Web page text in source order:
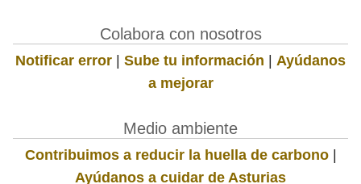
Colabora con nosotros
Notificar error | Sube tu información | Ayúdanos
a mejorar
Medio ambiente
Contribuimos a reducir la huella de carbono|
Ayúdanos a cuidar de Asturias